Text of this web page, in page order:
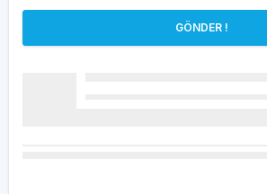
GÖNDER !